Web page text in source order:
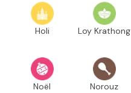
Holi Loy Krathong
Noël Norouz